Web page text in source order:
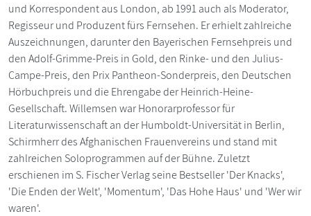
und Korrespondent aus London, ab 1991 auch als Moderator,
Regisseur und Produzent fürs Fernsehen. Er erhielt zahlreiche
Auszeichnungen, darunter den Bayerischen Fernsehpreis und
den Adolf-Grimme-Preis in Gold, den Rinke- und den Julius-
Campe-Preis, den Prix Pantheon-Sonderpreis, den Deutschen
Hörbuchpreis und die Ehrengabe der Heinrich-Heine-
Gesellschaft. Willemsen war Honorarprofessor für
Literaturwissenschaft an der Humboldt-Universität in Berlin,
Schirmherr des Afghanischen Frauenvereins und stand mit
zahlreichen Soloprogrammen auf der Bühne. Zuletzt
erschienen im S. Fischer Verlag seine Bestseller 'Der Knacks',
'Die Enden der Welt', 'Momentum', 'Das Hohe Haus' und 'Wer wir
waren'.